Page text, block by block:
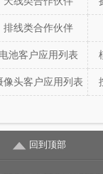
排线类合作伙伴
电池客户应用列表
像头客户应用列表
回到顶部